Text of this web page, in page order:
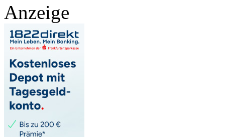
Anzeige